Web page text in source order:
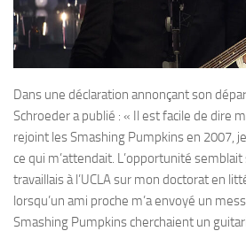
Dans une déclaration annonçant son
Schroeder a publié : « Il est facile de dire
rejoint les Smashing Pumpkins en 2007,
ce qui m’attendait. L’opportunité
travaillais à l’UCLA sur mon doctorat en
lorsqu’un ami proche m’a envoyé un
Smashing Pumpkins cherchaient un